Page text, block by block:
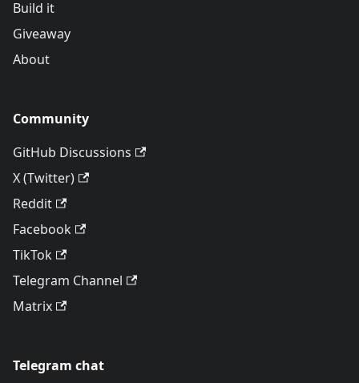
Build it
Giveaway
About
Community
GitHub Discussions
X (Twitter)
Reddit
Facebook
TikTok
Telegram Channel
Matrix
Telegram chat